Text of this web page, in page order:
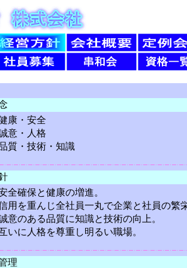
・安全
・人格
・技術・知識
確保と健康の増進。
を重んじ全社員一丸で企業と社員の繁
のある品質に知識と技術の向上。
に人格を尊重し明るい職場。
理